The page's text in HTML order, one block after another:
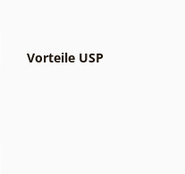
Vorteile USP